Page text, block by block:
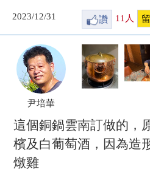
2023/12/31 讚 11 人
尹培華
這個銅鍋雲南訂做的，
檳及白葡萄酒，因為造
燉雞